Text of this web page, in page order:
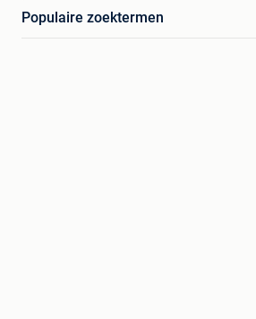
Populaire zoektermen